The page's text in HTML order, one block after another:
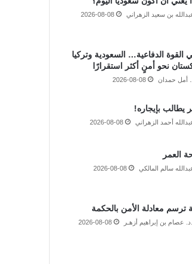
بن سعيد الزهراني 2026-08-08
القوة الدفاعية… السعودية وتركيا
نحو أمنٍ أكثر استقرارًا
أمل حمدان 2026-08-08
يطالب بإيجاره!
أحمد الزهراني 2026-08-08
العمر
سالم المالكي 2026-08-08
ترسم معادلة الأمن بالحكمة
عصام بن إبراهيم أزهـر 2026-08-08